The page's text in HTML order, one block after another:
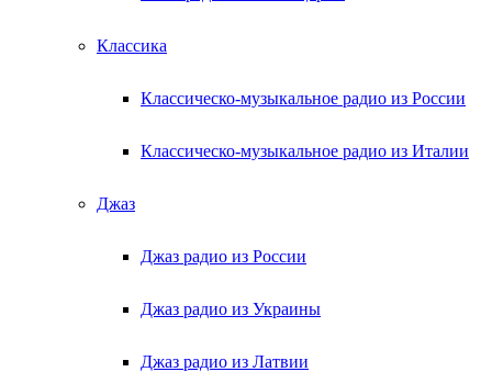
Классика
Классическо-музыкальное радио из России
Классическо-музыкальное радио из Италии
Джаз
Джаз радио из России
Джаз радио из Украины
Джаз радио из Латвии